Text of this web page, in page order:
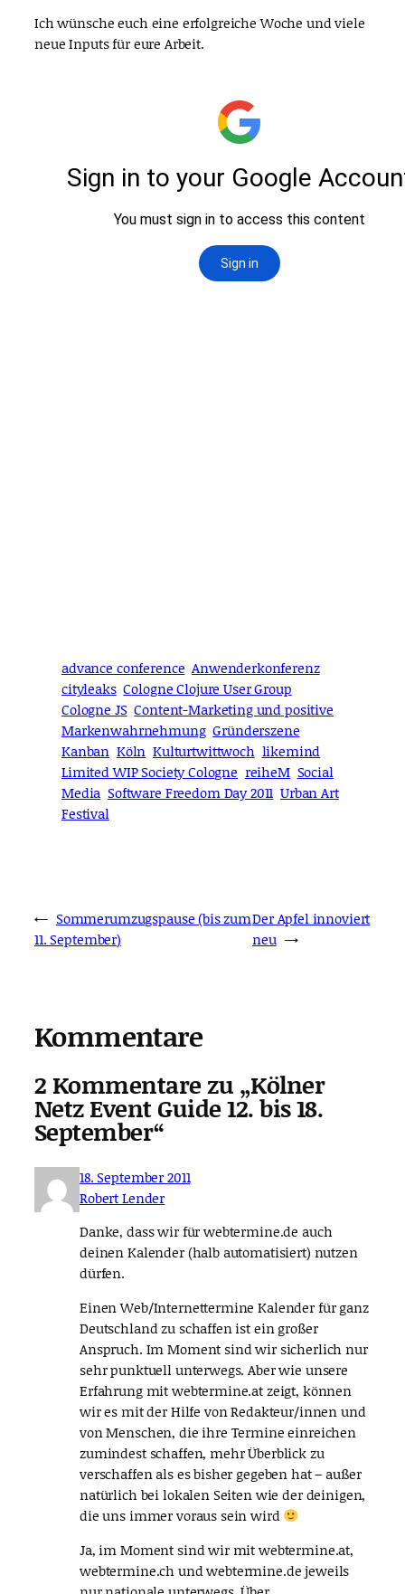
Ich wünsche euch eine erfolgreiche Woche und viele
neue Inputs für eure Arbeit.
advance conference Anwenderkonferenz
cityleaks Cologne Clojure User Group
Cologne JS Content-Marketing und positive
Markenwahrnehmung Gründerszene
Kanban Köln Kulturtwittwoch likemind
Limited WIP Society Cologne reiheM Social
Media Software Freedom Day 2011 Urban Art
Festival
← Sommerumzugspause (bis zum
11. September)
Der Apfel innoviert
neu →
Kommentare
2 Kommentare zu „Kölner
Netz Event Guide 12. bis 18.
September“
18. September 2011
Robert Lender
Danke, dass wir für webtermine.de auch
deinen Kalender (halb automatisiert) nutzen
dürfen.
Einen Web/Internettermine Kalender für ganz
Deutschland zu schaffen ist ein großer
Anspruch. Im Moment sind wir sicherlich nur
sehr punktuell unterwegs. Aber wie unsere
Erfahrung mit webtermine.at zeigt, können
wir es mit der Hilfe von Redakteur/innen und
von Menschen, die ihre Termine einreichen
zumindest schaffen, mehr Überblick zu
verschaffen als es bisher gegeben hat – außer
natürlich bei lokalen Seiten wie der deinigen,
die uns immer voraus sein wird
Ja, im Moment sind wir mit webtermine.at,
webtermine.ch und webtermine.de jeweils